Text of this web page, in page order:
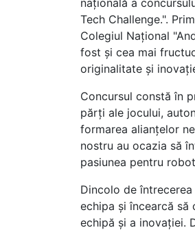
naţională a
Tech Challenge.".
Colegiul Naţional
fost şi cea mai
originalitate şi
Concursul constă în
părți ale jocului,
formarea alianțelor
nostru au ocazia să
pasiunea pentru
Dincolo de
echipa și încearcă
echipă și a inovației.